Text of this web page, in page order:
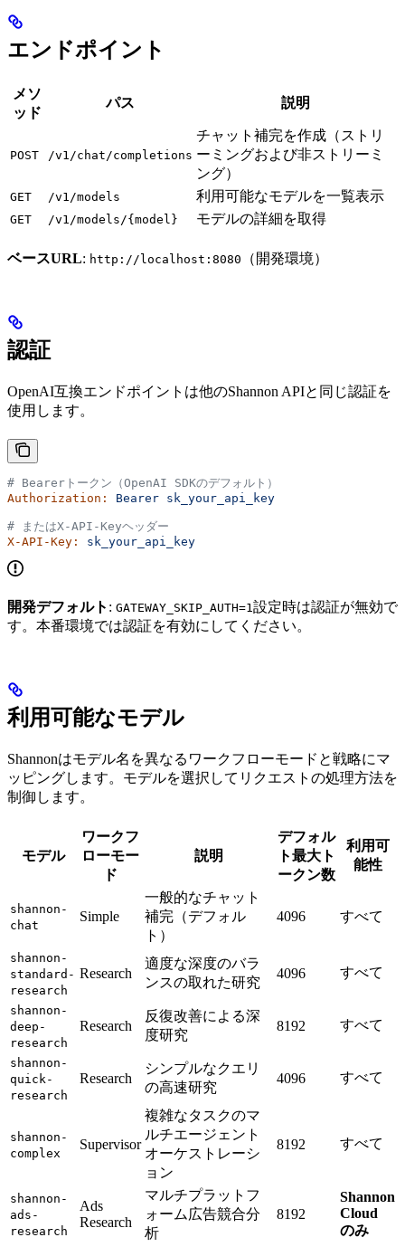
エンドポイント
メソ
ッド
パス 説明
POST /v1/chat/completions
チャット補完を作成（ストリ
ーミングおよび非ストリーミ
ング）
GET /v1/models 利用可能なモデルを一覧表示
GET /v1/models/{model} モデルの詳細を取得
ベースURL: http://localhost:8080 （開発環境）
認証
OpenAI互換エンドポイントは他のShannon APIと同じ認証を
使用します。
# Bearerトークン（OpenAI SDKのデフォルト）
Authorization:
Bearer sk_your_api_key
# またはX-API-Keyヘッダー
X-API-Key:
sk_your_api_key
開発デフォルト : GATEWAY_SKIP_AUTH=1 設定時は認証が無効で
す。本番環境では認証を有効にしてください。
利用可能なモデル
Shannonはモデル名を異なるワークフローモードと戦略にマ
ッピングします。モデルを選択してリクエストの処理方法を
制御します。
モデル
ワークフ
ローモー
ド
説明
デフォル
ト最大ト
ークン数
利用可
能性
shannon-
chat
Simple
一般的なチャット
補完（デフォル
ト）
4096 すべて
shannon-
standard-
research
Research
適度な深度のバラ
ンスの取れた研究
4096 すべて
shannon-
deep-
research
Research
反復改善による深
度研究
8192 すべて
shannon-
quick-
research
Research
シンプルなクエリ
の高速研究
4096 すべて
shannon-
complex
Supervisor
複雑なタスクのマ
ルチエージェント
オーケストレーシ
ョン
8192 すべて
shannon-
ads-
research
Ads
Research
マルチプラットフ
ォーム広告競合分
析
8192
Shannon
Cloud
のみ